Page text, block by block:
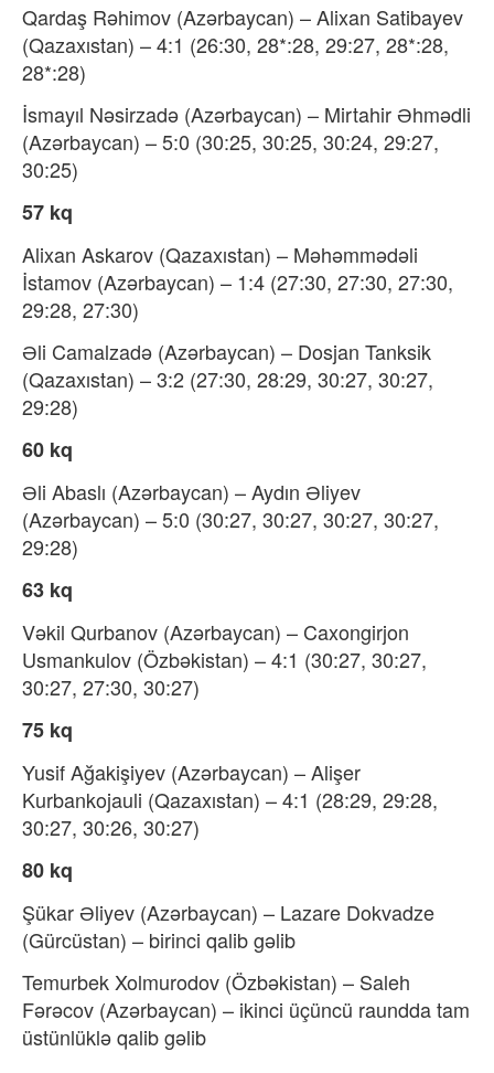
Qardaş Rəhimov (Azərbaycan) – Alixan Satibayev
(Qazaxıstan) – 4:1 (26:30, 28*:28, 29:27, 28*:28,
28*:28)
İsmayıl Nəsirzadə (Azərbaycan) – Mirtahir Əhmədli
(Azərbaycan) – 5:0 (30:25, 30:25, 30:24, 29:27,
30:25)
57 kq
Alixan Askarov (Qazaxıstan) – Məhəmmədəli
İstamov (Azərbaycan) – 1:4 (27:30, 27:30, 27:30,
29:28, 27:30)
Əli Camalzadə (Azərbaycan) – Dosjan Tanksik
(Qazaxıstan) – 3:2 (27:30, 28:29, 30:27, 30:27,
29:28)
60 kq
Əli Abaslı (Azərbaycan) – Aydın Əliyev
(Azərbaycan) – 5:0 (30:27, 30:27, 30:27, 30:27,
29:28)
63 kq
Vəkil Qurbanov (Azərbaycan) – Caxongirjon
Usmankulov (Özbəkistan) – 4:1 (30:27, 30:27,
30:27, 27:30, 30:27)
75 kq
Yusif Ağakişiyev (Azərbaycan) – Alişer
Kurbankojauli (Qazaxıstan) – 4:1 (28:29, 29:28,
30:27, 30:26, 30:27)
80 kq
Şükar Əliyev (Azərbaycan) – Lazare Dokvadze
(Gürcüstan) – birinci qalib gəlib
Temurbek Xolmurodov (Özbəkistan) – Saleh
Fərəcov (Azərbaycan) – ikinci üçüncü raundda tam
üstünlüklə qalib gəlib